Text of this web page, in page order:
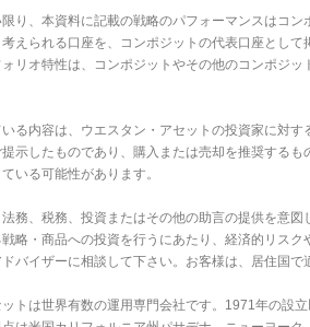
り、本資料に記載の戦略のパフォーマンスはコ
えられる口座を、コンポジットの代表口座とし
リオ特性は、コンポジットやその他のコンポジ
る内容は、ウエスタン・アセットの投資家に対
示したものであり、購入または売却を推奨する
いる可能性があります。
務、税務、投資またはその他の助言の提供を意
略・商品への投資を行うにあたり、経済的リス
バイザーに相談して下さい。お客様は、居住国
トは世界有数の運用専門会社です。1971年の設